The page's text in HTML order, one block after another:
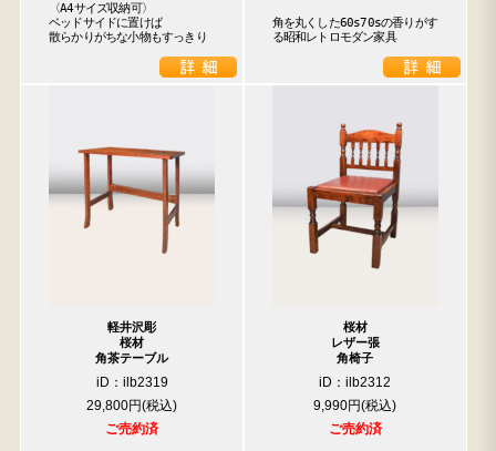
〈A4サイズ収納可〉
ベッドサイドに置けば
散らかりがちな小物もすっきり
角を丸くした60s70sの香りがす
る昭和レトロモダン家具
軽井沢彫
桜材
角茶テーブル
iD：ilb2319
29,800円
ご売約済
桜材
レザー張
角椅子
iD：ilb2312
9,990円
ご売約済